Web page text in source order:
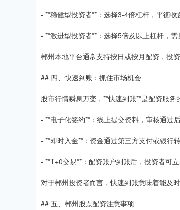
- **稳健型投资者**：选择3-4倍杠杆，平衡收
- **激进型投资者**：选择5倍及以上杠杆，
郴州本地平台通常支持按日或按月配资，投
## 四、快速到账：抓住市场机会
股市行情瞬息万变，**快速到账**是配资服
- **电子化签约**：线上提交资料，审核通过
- **即时入金**：资金通过第三方支付或银行
- **T+0交易**：配资账户到账后，投资者可
对于郴州投资者而言，快速到账意味着能及
## 五、郴州股票配资注意事项